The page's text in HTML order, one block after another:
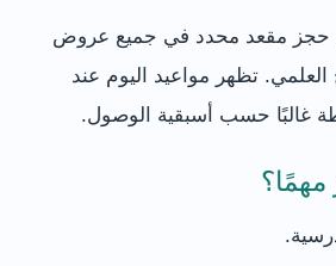
حجز مقعد محدد في جميع عروض
العلمي. تظهر مواعيد اليوم عند
غالبًا حسب أسبقية الوصول.